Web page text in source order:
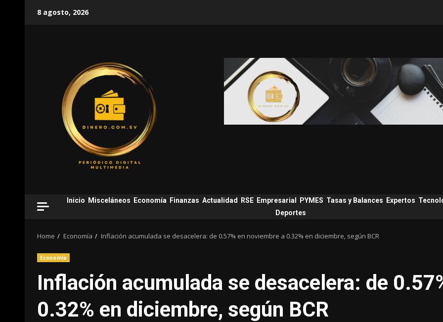
8 agosto, 2026
Inicio Misceláneos Economía Finanzas Actualidad RSE Empresarial PYMES Tasas y Balances Expertos
Deportes
Home Economía Inflación acumulada se desacelera: de 0.57% en noviembre a 0.32% en diciembre, según BCR
Economía
Inflación acumulada se desacelera: de
0.32% en diciembre, según BCR